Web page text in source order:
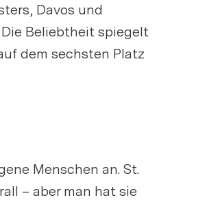
Davos und
Beliebtheit spiegelt
dem sechsten Platz
Menschen an. St.
– aber man hat sie